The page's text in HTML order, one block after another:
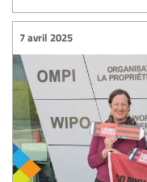
7 avril 2025